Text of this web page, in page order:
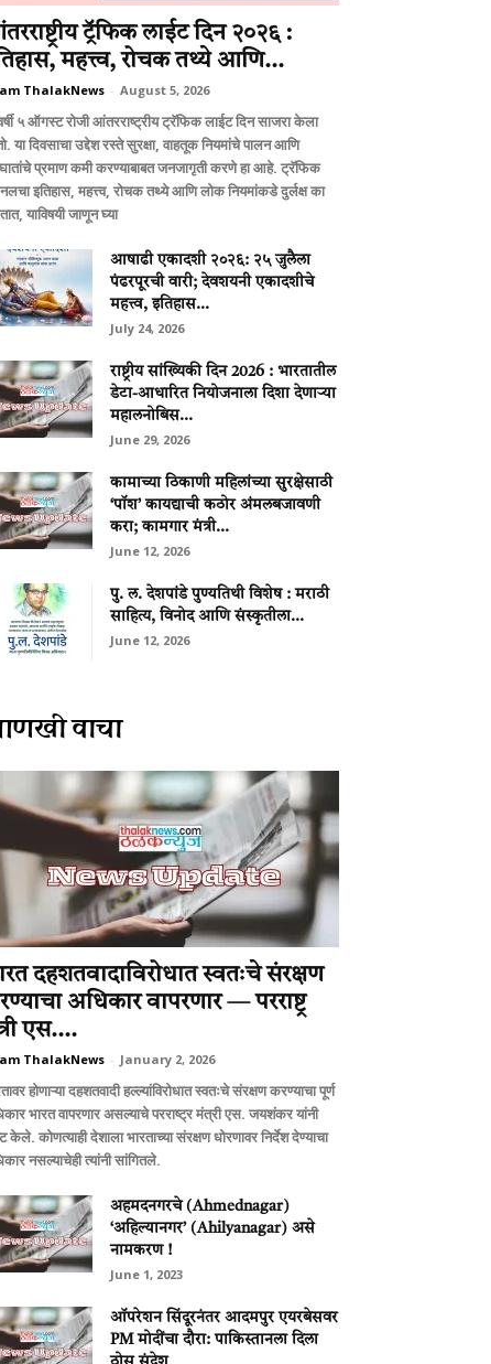
ट्रॅफिक लाईट दिन २०२६ :
महत्त्व, रोचक तथ्ये आणि...
ThalakNews - August 5, 2026
५ ऑगस्ट रोजी आंतरराष्ट्रीय ट्रॅफिक लाईट दिन साजरा केला
या दिवसाचा उद्देश रस्ते सुरक्षा, वाहतूक नियमांचे पालन आणि
प्रमाण कमी करण्याबाबत जनजागृती करणे हा आहे. ट्रॅफिक
इतिहास, महत्त्व, रोचक तथ्ये आणि लोक नियमांकडे दुर्लक्ष का
याविषयी जाणून घ्या
आषाढी एकादशी २०२६: २५ जुलैला
पंढरपूरची वारी; देवशयनी एकादशीचे
महत्त्व, इतिहास...
July 24, 2026
राष्ट्रीय सांख्यिकी दिन 2026 : भारतातील
डेटा-आधारित नियोजनाला दिशा देणाऱ्या
महालनोबिस...
June 29, 2026
कामाच्या ठिकाणी महिलांच्या सुरक्षेसाठी
‘पॉश’ कायद्याची कठोर अंमलबजावणी
करा; कामगार मंत्री...
June 12, 2026
पु. ल. देशपांडे पुण्यतिथी विशेष : मराठी
साहित्य, विनोद आणि संस्कृतीला...
June 12, 2026
वाचा
दहशतवादाविरोधात स्वतःचे संरक्षण
अधिकार वापरणार — परराष्ट्र
एस....
ThalakNews - January 2, 2026
होणाऱ्या दहशतवादी हल्ल्यांविरोधात स्वतःचे संरक्षण करण्याचा पूर्ण
भारत वापरणार असल्याचे परराष्ट्र मंत्री एस. जयशंकर यांनी
केले. कोणत्याही देशाला भारताच्या संरक्षण धोरणावर निर्देश देण्याचा
नसल्याचेही त्यांनी सांगितले.
अहमदनगरचे (Ahmednagar)
‘अहिल्यानगर’ (Ahilyanagar) असे
नामकरण !
June 1, 2023
ऑपरेशन सिंदूरनंतर आदमपुर एयरबेसवर
PM मोदींचा दौरा: पाकिस्तानला दिला